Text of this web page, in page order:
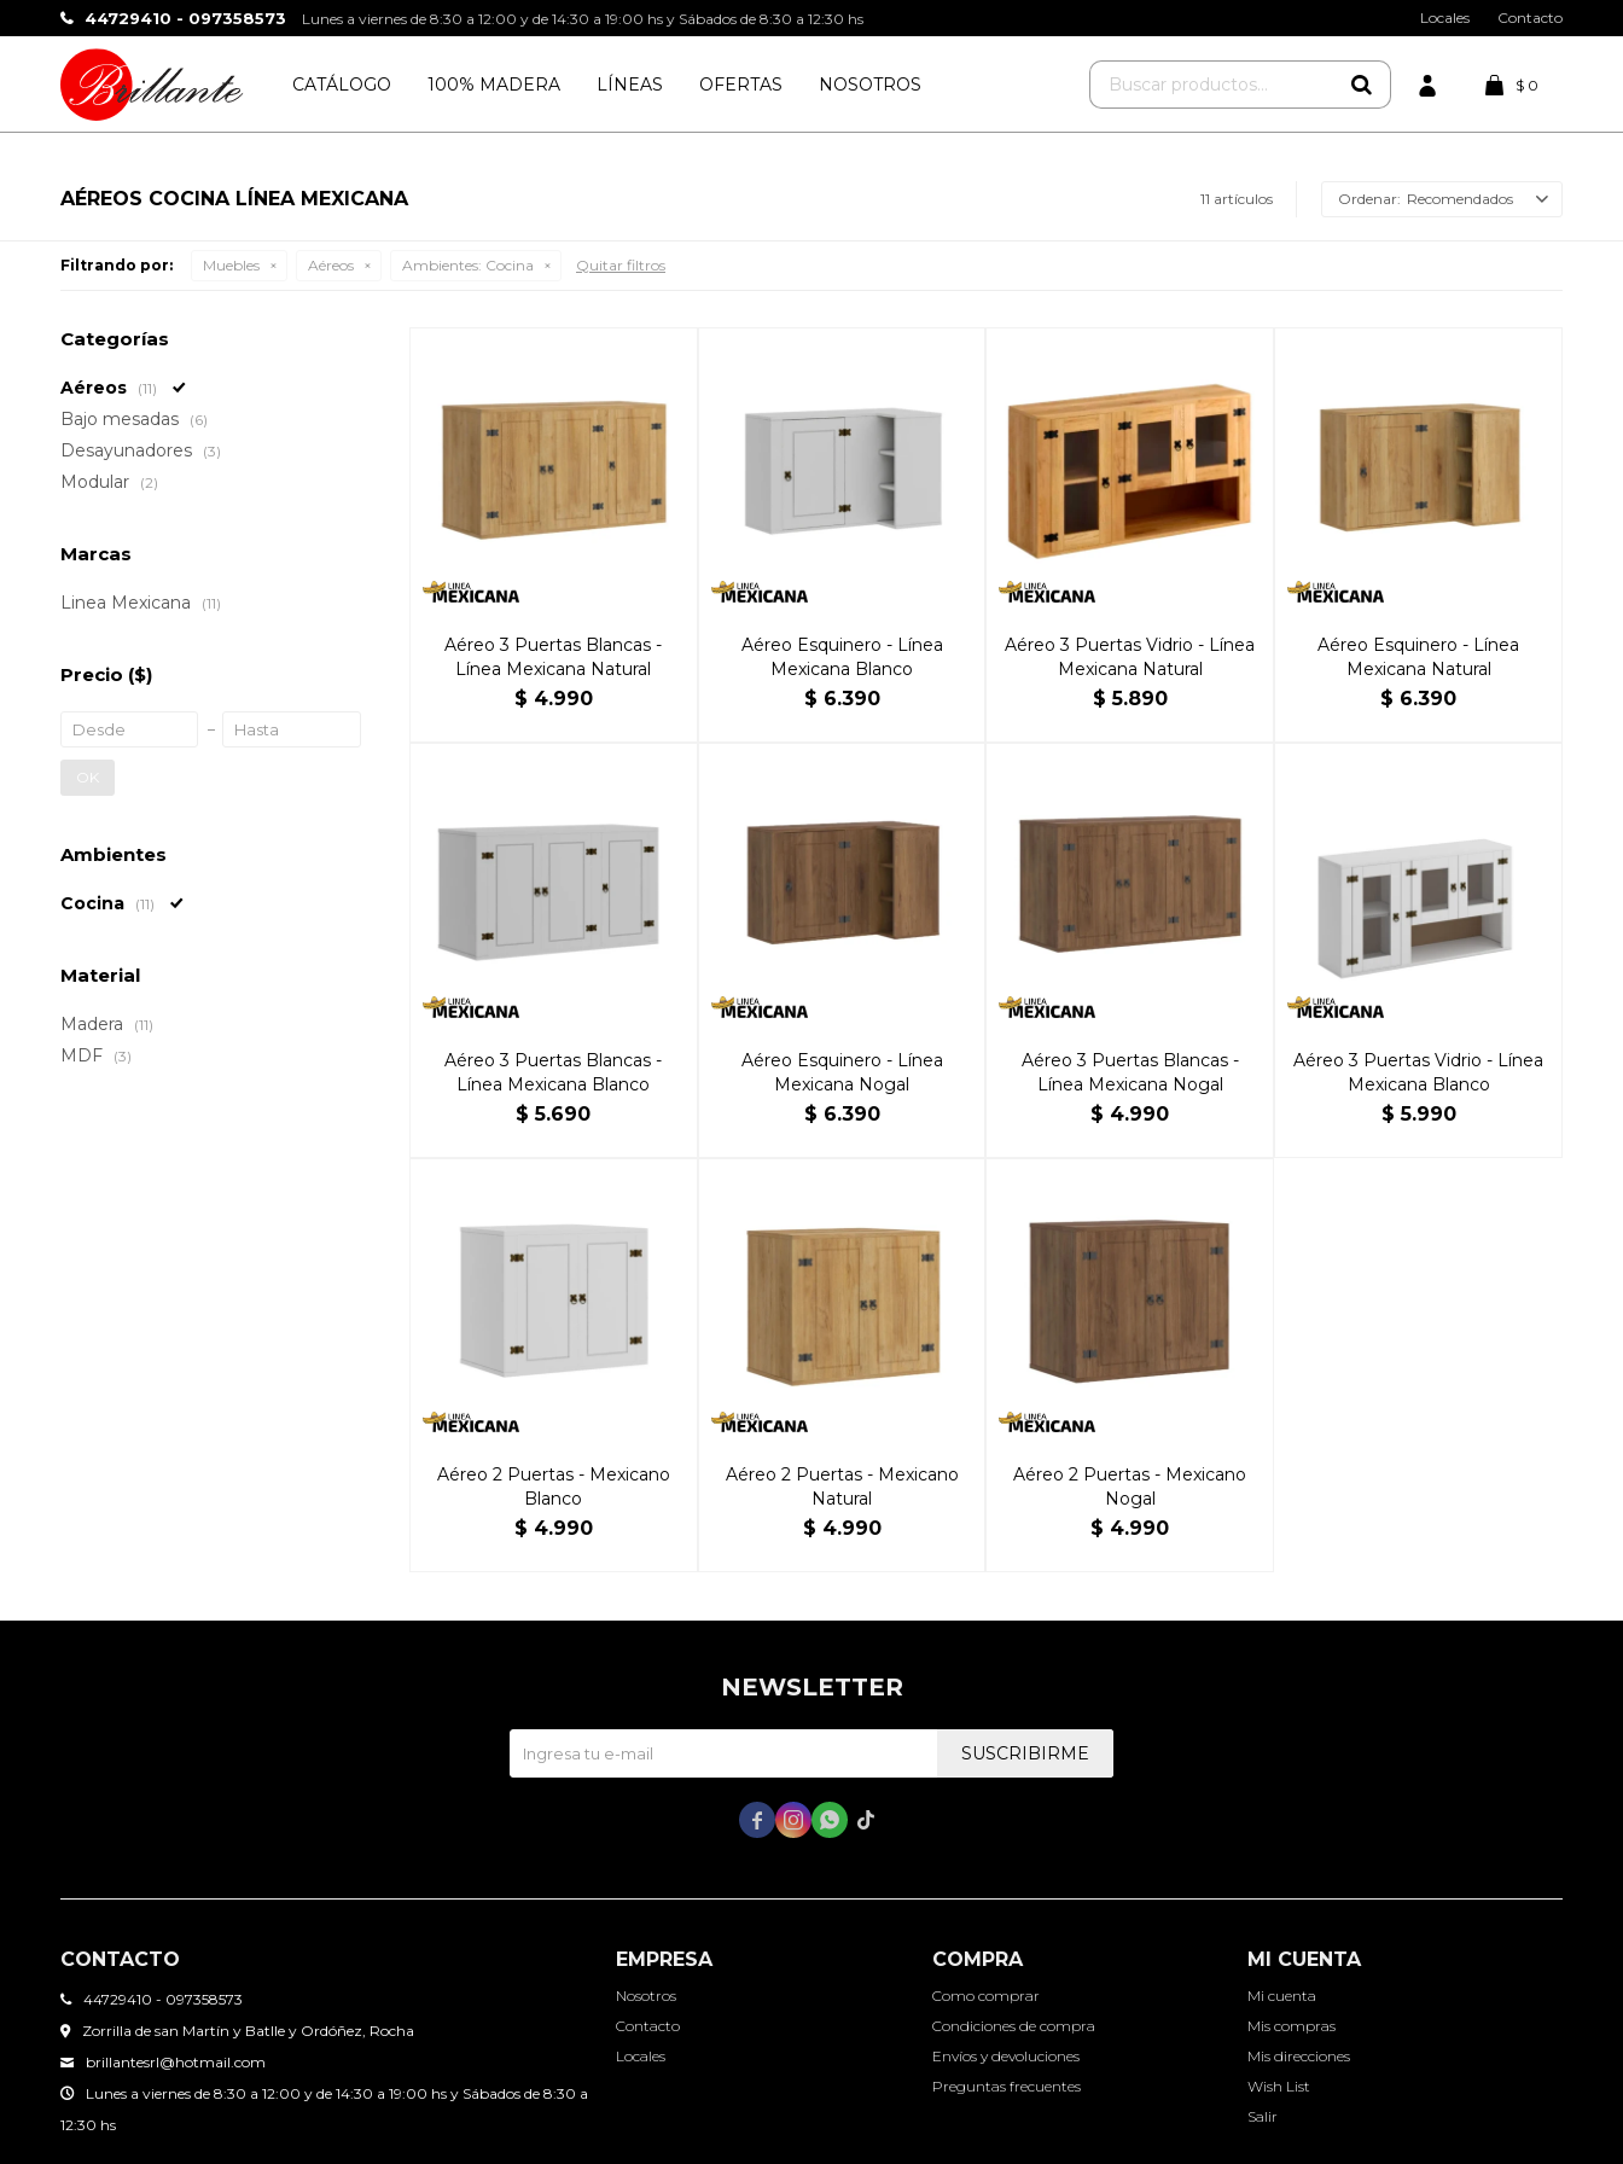
CATÁLOGO 100% MADERA LÍNEAS OFERTAS NOSOTROS $ 0
44729410 - 097358573 Lunes a viernes de 8:30 a 12:00 y de 14:30 a 19:00 hs y Sábados de 8:30 a 12:30 hs Locales Contacto
AÉREOS COCINA LÍNEA MEXICANA 11 artículos Recomendados
Filtrando por: Muebles Aéreos Ambientes: Cocina Quitar filtros
Aéreo 3 Puertas Blancas -
Línea Mexicana Natural
$ 4.990
Aéreo Esquinero - Línea
Mexicana Blanco
$ 6.390
Aéreo 3 Puertas Vidrio - Línea
Mexicana Natural
$ 5.890
Aéreo Esquinero - Línea
Mexicana Natural
$ 6.390
Aéreo 3 Puertas Blancas -
Línea Mexicana Blanco
$ 5.690
Aéreo Esquinero - Línea
Mexicana Nogal
$ 6.390
Aéreo 3 Puertas Blancas -
Línea Mexicana Nogal
$ 4.990
Aéreo 3 Puertas Vidrio - Línea
Mexicana Blanco
$ 5.990
Aéreo 2 Puertas - Mexicano
Blanco
$ 4.990
Aéreo 2 Puertas - Mexicano
Natural
$ 4.990
Aéreo 2 Puertas - Mexicano
Nogal
$ 4.990
Categorías
Aéreos (11)
Bajo mesadas (6)
Desayunadores (3)
Modular (2)
Marcas
Linea Mexicana (11)
Precio ($)
OK
Ambientes
Cocina (11)
Material
Madera (11)
MDF (3)
CONTACTO
44729410 - 097358573
Zorrilla de san Martín y Batlle y Ordóñez, Rocha
brillantesrl@hotmail.com
Lunes a viernes de 8:30 a 12:00 y de 14:30 a 19:00 hs y Sábados de 8:30 a
12:30 hs
EMPRESA
Nosotros
Contacto
Locales
COMPRA
Como comprar
Condiciones de compra
Envíos y devoluciones
Preguntas frecuentes
MI CUENTA
Mi cuenta
Mis compras
Mis direcciones
Wish List
Salir
NEWSLETTER
SUSCRIBIRME
   